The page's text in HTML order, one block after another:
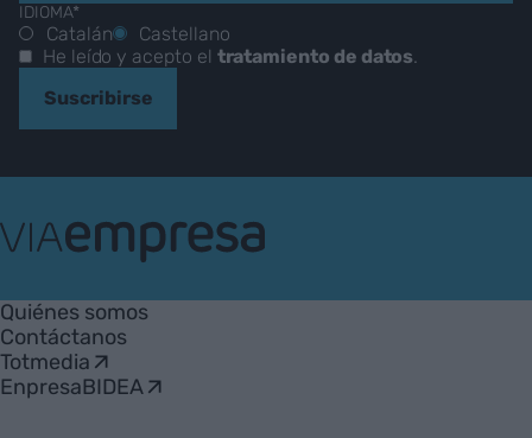
IDIOMA*
Catalán
Castellano
He leído y acepto el tratamiento de datos
Suscribirse
Empresa
Quiénes somos
Contáctanos
Totmedia
EnpresaBIDEA